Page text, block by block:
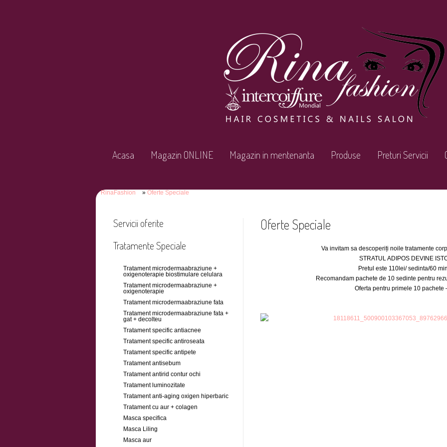
Acasa Magazin ONLINE Magazin in mentenanta Produse Preturi Servicii
RinaFashion Oferte Speciale
Oferte Speciale
Va invitam sa descoperiți noile tratamente
STRATUL ADIPOS DEVINE
Pretul este 110lei/ sedinta/60
Recomandam pachete de 10 sedinte pentru
Oferta pentru primele 10 pachete
Servicii oferite
Tratamente Speciale
Tratament microdermaabraziune +
oxigenoterapie biostimulare celulara
Tratament microdermaabraziune +
oxigenoterapie
Tratament microdermaabraziune fata
Tratament microdermaabraziune fata +
gat + decolteu
Tratament specific antiacnee
Tratament specific antiroseata
Tratament specific antipete
Tratament antisebum
Tratament antirid contur ochi
Tratament luminozitate
Tratament anti-aging oxigen hiperbaric
Tratament cu aur + colagen
Masca specifica
Masca Liling
Masca aur